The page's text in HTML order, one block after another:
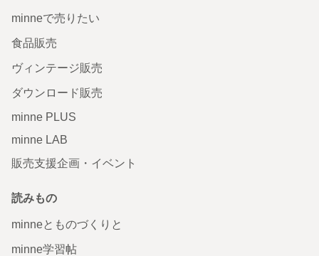
minneで売りたい
食品販売
ヴィンテージ販売
ダウンロード販売
minne PLUS
minne LAB
販売支援企画・イベント
読みもの
minneとものづくりと
minne学習帖